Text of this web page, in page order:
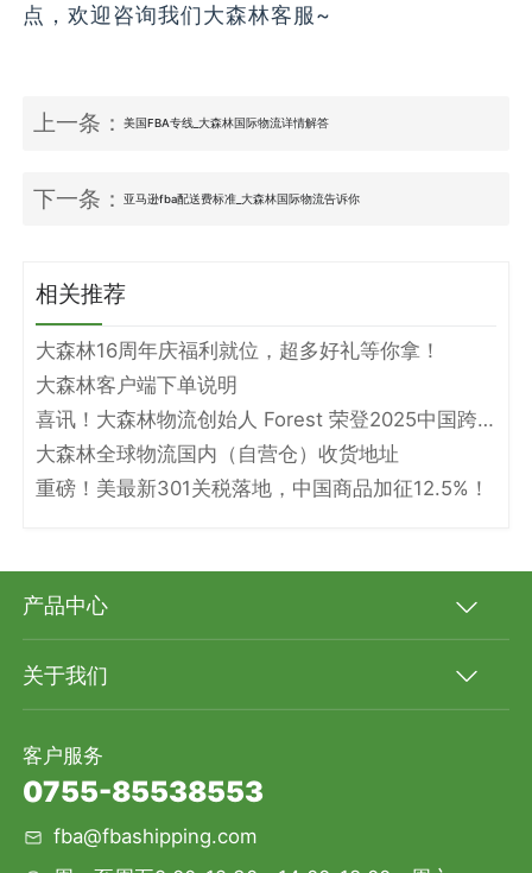
点，欢迎咨询我们大森林客服~
上一条：美国FBA专线_大森林国际物流详情解答
下一条：亚马逊fba配送费标准_大森林国际物流告诉你
相关推荐
大森林16周年庆福利就位，超多好礼等你拿！
大森林客户端下单说明
喜讯！大森林物流创始人 Forest 荣登2025中国跨境电商物流名人堂！
大森林全球物流国内（自营仓）收货地址
重磅！美最新301关税落地，中国商品加征12.5%！
产品中心
关于我们
客户服务
0755-85538553
fba@fbashipping.com